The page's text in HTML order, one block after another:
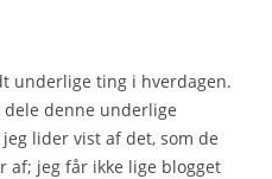
underlige ting i hverdagen.
dele denne underlige
lider vist af det, som de
af; jeg får ikke lige blogget